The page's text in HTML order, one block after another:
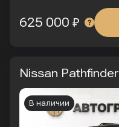
625 000 ₽
Nissan Pathfinder
В наличии